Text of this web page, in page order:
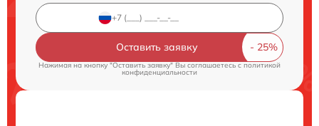
Оставить заявку
Нажимая на кнопку "Оставить заявку" Вы соглашаетесь cполитикой
конфиденциальности